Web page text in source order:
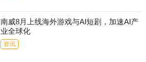
南威8月上线海外游戏与AI短剧，加速AI产
业全球化
资讯